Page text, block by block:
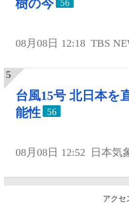
樹の今 56
08月08日 12:18 TBS
台風15号 北日本を
能性
56
08月08日 12:52 日本気
アクセ